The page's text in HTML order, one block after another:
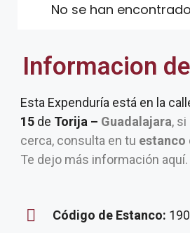
No se han
Informacion
Esta Expenduría está en la
15 de Torija – Guadalajara,
cerca, consulta en tu estanco
Te dejo más información aquí.
Código de Estanco: